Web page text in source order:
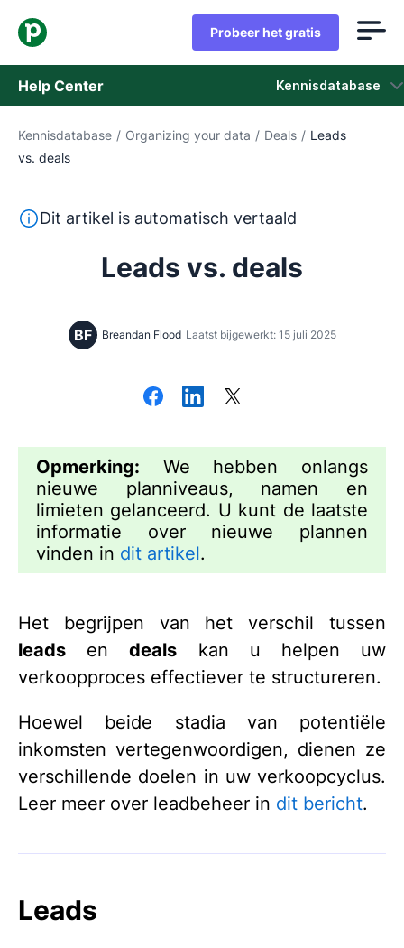
Probeer het gratis
Help Center Kennisdatabase
Kennisdatabase
Neem contact op met het ondersteuningsteam
Kennisdatabase / Organizing your data / Deals / Leads
vs. deals
Deze tekst is automatisch vertaald uit het Engels,
Dit artikel is automatisch vertaald
Leads vs. deals
BF Breandan Flood Laatst bijgewerkt: 15 juli 2025
Opmerking: We hebben onlangs
nieuwe planniveaus, namen en
limieten gelanceerd. U kunt de laatste
informatie over nieuwe plannen
vinden in dit artikel.
Het begrijpen van het verschil tussen
leads endeals kan u helpen uw
verkoopproces effectiever te structureren.
Hoewel beide stadia van potentiële
inkomsten vertegenwoordigen, dienen ze
verschillende doelen in uw verkoopcyclus.
Leer meer over leadbeheer in dit bericht.
Leads